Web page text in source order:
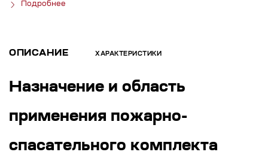
Подробнее
ОПИСАНИЕ ХАРАКТЕРИСТИКИ
Назначение и область
применения пожарно-
спасательного комплекта